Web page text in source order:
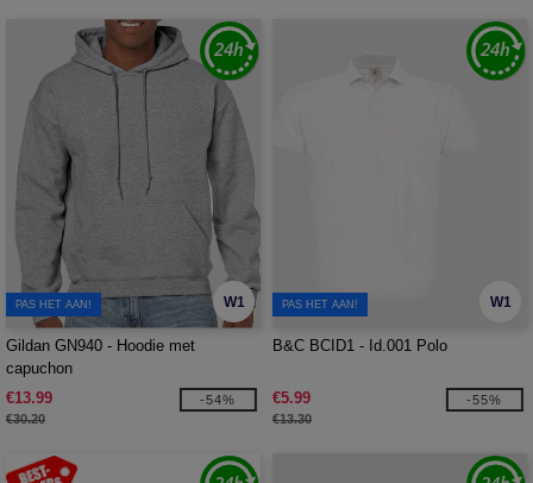
W1
PAS HET AAN!
Gildan GN940 - Hoodie met
capuchon
€13.99
€30.20
-54%
W1
PAS HET AAN!
B&C BCID1 - Id.001 Polo
€5.99
€13.30
-55%